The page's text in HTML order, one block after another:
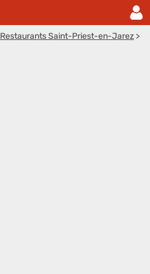
Restaurants Saint-Priest-en-Jarez >